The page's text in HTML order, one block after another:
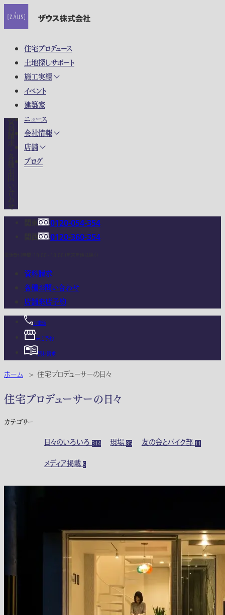
住宅プロデュース
土地探しサポート
施工実績
イベント
建築家
ニュース
会社情報
店舗
ブログ
0120-054-354
0120-360-354
資料請求
各種お問い合わせ
店舗来店予約
お電話
来店予約
資料請求
ホーム > 住宅プロデューサーの日々
住宅プロデューサーの日々
カテゴリー
日々のいろいろ 314 現場85 友の会とバイク部 11
メディア掲載 5